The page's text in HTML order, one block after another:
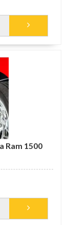
Ram 1500